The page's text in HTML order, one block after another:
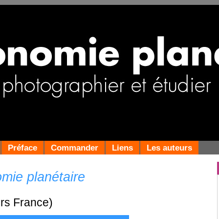
Préface Commander Liens Les auteurs
planétaire
France)